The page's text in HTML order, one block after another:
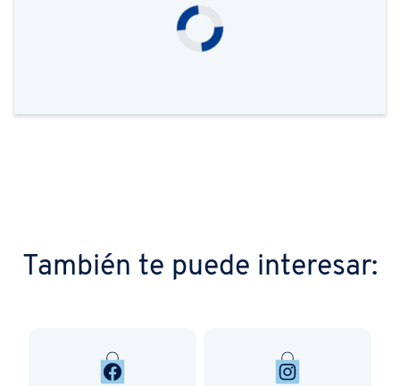
También te puede interesar: